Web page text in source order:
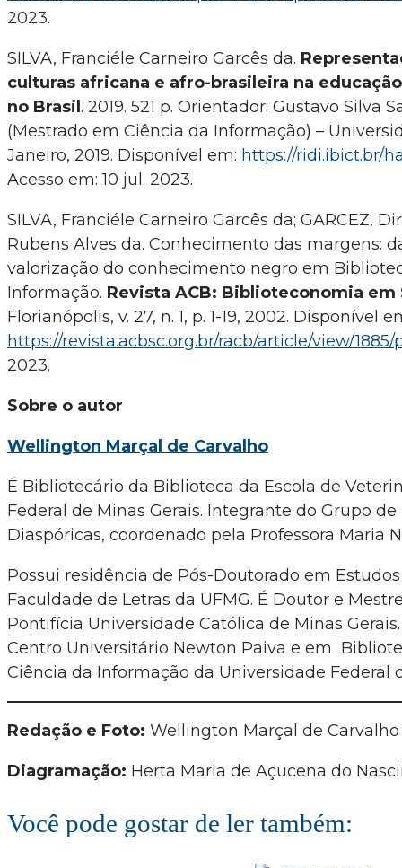
2023.
SILVA, Franciéle Carneiro Garcês da.
culturas africana e afro-brasileira na
no Brasil . 2019. 521 p. Orientador: Gustavo Silva
(Mestrado em Ciência da Informação) –
Janeiro, 2019. Disponível em: https://ridi.ibict.br/
Acesso em: 10 jul. 2023.
SILVA, Franciéle Carneiro Garcês da; GARCEZ,
Rubens Alves da. Conhecimento das margens:
valorização do conhecimento negro em
Informação. Revista ACB: Biblioteconomia em
Florianópolis, v. 27, n. 1, p. 1-19, 2002. Disponível
https://revista.acbsc.org.br/racb/article/view/1885/
2023.
Sobre o autor
Wellington Marçal de Carvalho
É Bibliotecário da Biblioteca da Escola de
Federal de Minas Gerais. Integrante do Grupo
Diaspóricas, coordenado pela Professora Maria
Possui residência de Pós-Doutorado em
Faculdade de Letras da UFMG. É Doutor e
Pontifícia Universidade Católica de Minas
Centro Universitário Newton Paiva e em
Ciência da Informação da Universidade Federal
Redação e Foto: Wellington Marçal de Carvalho
Diagramação: Herta Maria de Açucena do
Você pode gostar de ler também: